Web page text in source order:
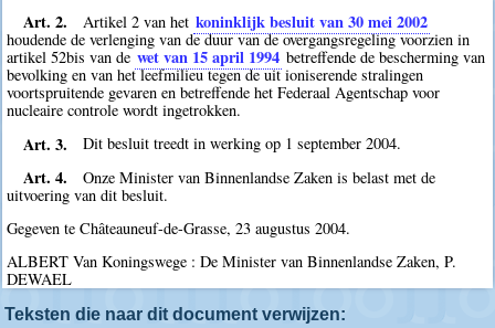
Art. 2. Artikel 2 van het koninklijk besluit van 30 mei 2002
houdende de verlenging van de duur van de overgangsregeling voorzien in
artikel 52bis van de wet van 15 april 1994 betreffende de bescherming van
bevolking en van het leefmilieu tegen de uit ioniserende stralingen
voortspruitende gevaren en betreffende het Federaal Agentschap voor
nucleaire controle wordt ingetrokken.
Art. 3. Dit besluit treedt in werking op 1 september 2004.
Art. 4.
Onze Minister van Binnenlandse Zaken is belast met de
uitvoering van dit besluit.
Gegeven te Châteauneuf-de-Grasse, 23 augustus 2004.
ALBERT Van Koningswege : De Minister van Binnenlandse Zaken, P.
DEWAEL
Teksten die naar dit document verwijzen: